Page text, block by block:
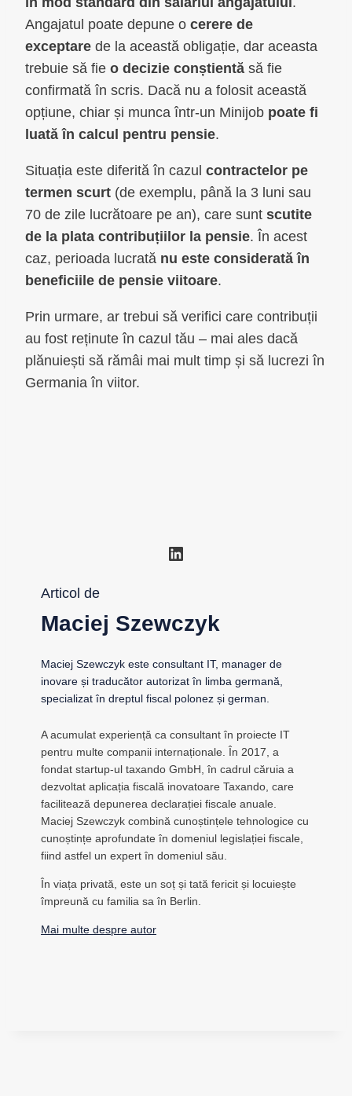
Angajatul poate depune o cerere de
exceptare de la această obligație, dar aceasta
trebuie să fie o decizie conștientă să fie
confirmată în scris. Dacă nu a folosit această
opțiune, chiar și munca într-un Minijob poate fi
luată în calcul pentru pensie.
Situația este diferită în cazul contractelor pe
termen scurt (de exemplu, până la 3 luni sau
70 de zile lucrătoare pe an), care sunt scutite
de la plata contribuțiilor la pensie. În acest
caz, perioada lucrată nu este considerată în
beneficiile de pensie viitoare.
Prin urmare, ar trebui să verifici care contribuții
au fost reținute în cazul tău – mai ales dacă
plănuiești să rămâi mai mult timp și să lucrezi în
Germania în viitor.
LinkedIn
Articol de
Maciej Szewczyk
Maciej Szewczyk este consultant IT, manager de
inovare și traducător autorizat în limba germană,
specializat în dreptul fiscal polonez și german.
A acumulat experiență ca consultant în proiecte IT
pentru multe companii internaționale. În 2017, a
fondat startup-ul taxando GmbH, în cadrul căruia a
dezvoltat aplicația fiscală inovatoare Taxando, care
facilitează depunerea declarației fiscale anuale.
Maciej Szewczyk combină cunoștințele tehnologice cu
cunoștințe aprofundate în domeniul legislației fiscale,
fiind astfel un expert în domeniul său.
În viața privată, este un soț și tată fericit și locuiește
împreună cu familia sa în Berlin.
Mai multe despre autor